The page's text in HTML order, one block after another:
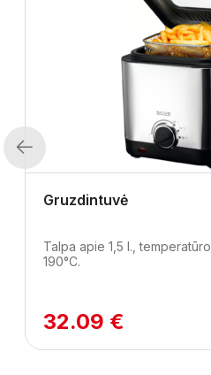
Previous
Gruzdintuvė
Talpa apie 1,5 l.,
190°C.
32.09 €